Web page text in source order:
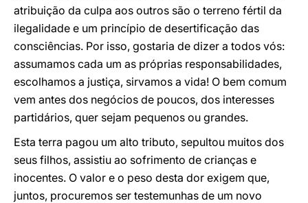
atribuição da culpa aos outros são o terreno fértil da
ilegalidade e um princípio de desertificação das
consciências. Por isso, gostaria de dizer a todos vós:
assumamos cada um as próprias responsabilidades,
escolhamos a justiça, sirvamos a vida! O bem comum
vem antes dos negócios de poucos, dos interesses
partidários, quer sejam pequenos ou grandes.
Esta terra pagou um alto tributo, sepultou muitos dos
seus filhos, assistiu ao sofrimento de crianças e
inocentes. O valor e o peso desta dor exigem que,
juntos, procuremos ser testemunhas de um novo